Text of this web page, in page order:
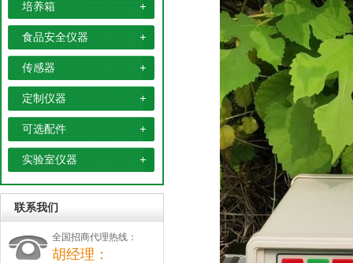
培养箱
食品安全仪器
传感器
定制仪器
可选配件
实验室仪器
联系我们
全国招商代理热线：
胡经理：